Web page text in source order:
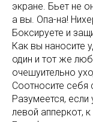
экране. Бьет не
а вы. Опа-на!
Боксируете и
Как вы наносите
один и тот же
очешуительно
Соотносите себя
Разумеется,
левой апперкот,